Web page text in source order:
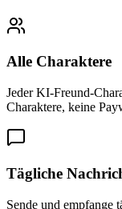
Alle Charaktere
Jeder KI-Freund-
Charaktere, keine
Tägliche
Sende und empfange